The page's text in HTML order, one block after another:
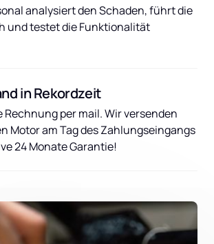
analysiert den Schaden, führt die
und testet die Funktionalität
in Rekordzeit
Motor am Tag des Zahlungseingangs
24 Monate Garantie!